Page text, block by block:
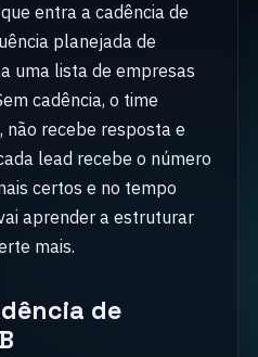
entra a cadência de
planejada de
uma lista de empresas
cadência, o time
não recebe resposta e
lead recebe o número
certos e no tempo
aprender a estruturar
mais.
de